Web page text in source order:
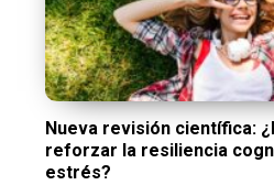
Nueva revisión científica:
reforzar la resiliencia
estrés?